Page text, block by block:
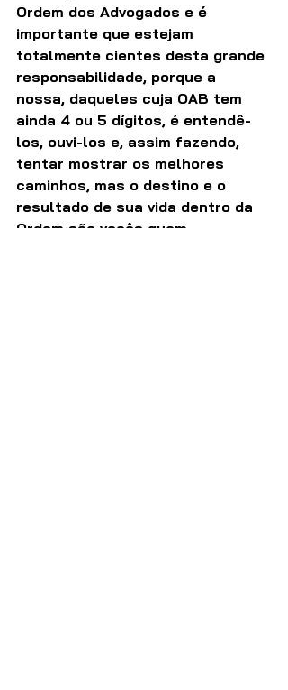
Ordem dos Advogados e é
importante que estejam
totalmente cientes desta grande
responsabilidade, porque a
nossa, daqueles cuja OAB tem
ainda 4 ou 5 dígitos, é entendê-
los, ouvi-los e, assim fazendo,
tentar mostrar os melhores
caminhos, mas o destino e o
resultado de sua vida dentro da
Ordem são vocês quem